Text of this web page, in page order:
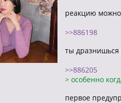
реакцию можно
>>886198
ты дразнишься
>>886205
> особенно
первое